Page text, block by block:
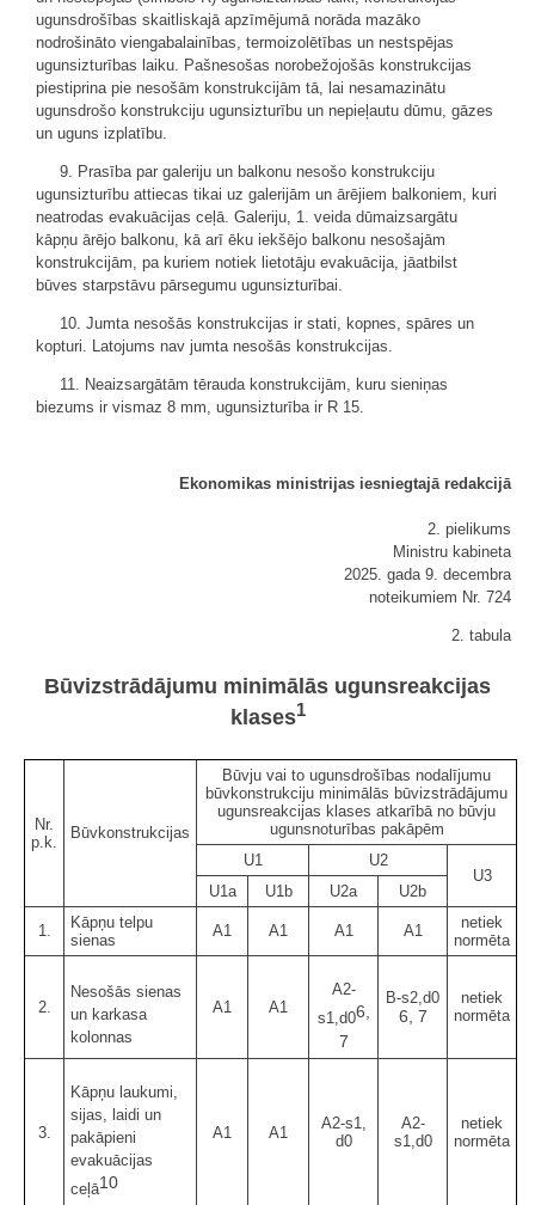
ugunsdrošības skaitliskajā apzīmējumā norāda mazāko
nodrošināto viengabalainības, termoizolētības un nestspējas
ugunsizturības laiku. Pašnesošas norobežojošās konstrukcijas
piestiprina pie nesošām konstrukcijām tā, lai nesamazinātu
ugunsdrošo konstrukciju ugunsizturību un nepieļautu dūmu, gāzes
un uguns izplatību.
9. Prasība par galeriju un balkonu nesošo konstrukciju
ugunsizturību attiecas tikai uz galerijām un ārējiem balkoniem, kuri
neatrodas evakuācijas ceļā. Galeriju, 1. veida dūmaizsargātu
kāpņu ārējo balkonu, kā arī ēku iekšējo balkonu nesošajām
konstrukcijām, pa kuriem notiek lietotāju evakuācija, jāatbilst
būves starpstāvu pārsegumu ugunsizturībai.
10. Jumta nesošās konstrukcijas ir stati, kopnes, spāres un
kopturi. Latojums nav jumta nesošās konstrukcijas.
11. Neaizsargātām tērauda konstrukcijām, kuru sieniņas
biezums ir vismaz 8 mm, ugunsizturība ir R 15.
Ekonomikas ministrijas iesniegtajā redakcijā
2. pielikums
Ministru kabineta
2025. gada 9. decembra
noteikumiem Nr. 724
2. tabula
Būvizstrādājumu minimālās ugunsreakcijas
klases1
Nr.
p.k.
Būvkonstrukcijas
Būvju vai to ugunsdrošības nodalījumu
būvkonstrukciju minimālās būvizstrādājumu
ugunsreakcijas klases atkarībā no būvju
ugunsnoturības pakāpēm
U1
U2
U3
U1a
U1b U2a U2b
1.
Kāpņu telpu
sienas
A1 A1 A1 A1
netiek
normēta
2.
Nesošās sienas
un karkasa
kolonnas
A1 A1
A2-
s1,d06,
7
B-s2,d0
6, 7
netiek
normēta
3.
Kāpņu laukumi,
sijas, laidi un
pakāpieni
evakuācijas
ceļā10
A1 A1
A2-s1,
d0
A2-
s1,d0
netiek
normēta